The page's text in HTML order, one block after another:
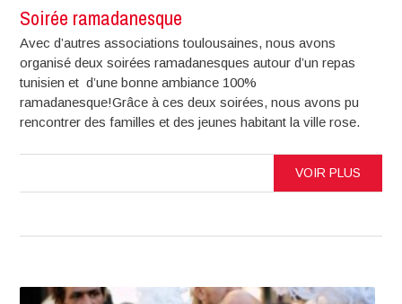
Soirée ramadanesque
Avec d’autres associations toulousaines, nous avons
organisé deux soirées ramadanesques autour d’un repas
tunisien et d’une bonne ambiance 100%
ramadanesque!Grâce à ces deux soirées, nous avons pu
rencontrer des familles et des jeunes habitant la ville rose.
VOIR PLUS